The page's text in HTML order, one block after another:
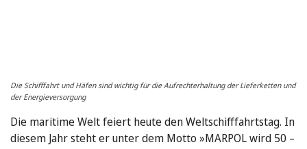
Die Schifffahrt und Häfen sind wichtig für die Aufrechterhaltung der Lieferketten und
der Energieversorgung
Die maritime Welt feiert heute den Weltschifffahrtstag. In
diesem Jahr steht er unter dem Motto »MARPOL wird 50 –